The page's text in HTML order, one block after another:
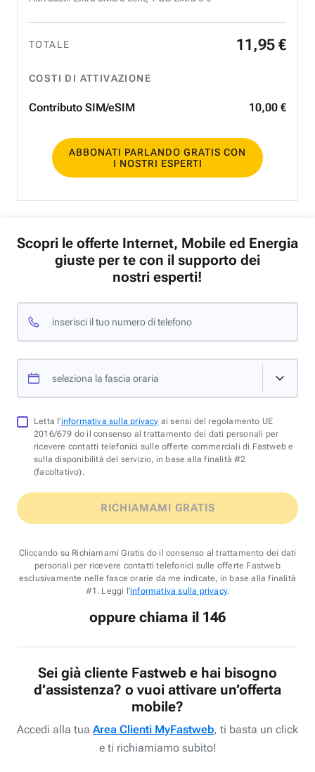
TOTALE 11 ,95 €
COSTI DI ATTIVAZIONE
Contributo SIM/eSIM 10,00 €
ABBONATI PARLANDO GRATIS CON
I NOSTRI ESPERTI
Scopri le offerte Internet, Mobile ed Energia
giuste per te con il supporto dei
nostri esperti!
inserisci il tuo numero di telefono
seleziona la fascia oraria
Letta l'informativa sulla privacy ai sensi del regolamento UE
2016/679 do il consenso al trattamento dei dati personali per
ricevere contatti telefonici sulle offerte commerciali di Fastweb e
sulla disponibilità del servizio, in base alla finalità #2
(facoltativo).
RICHIAMAMI GRATIS
Cliccando su Richiamami Gratis do il consenso al trattamento dei dati
personali per ricevere contatti telefonici sulle offerte Fastweb
esclusivamente nelle fasce orarie da me indicate, in base alla finalità
#1. Leggi l'informativa sulla privacy.
oppure chiama il 146
Sei già cliente Fastweb e hai bisogno
d’assistenza? o vuoi attivare un’offerta
mobile?
Accedi alla tua Area Clienti MyFastweb, ti basta un click
e ti richiamiamo subito!